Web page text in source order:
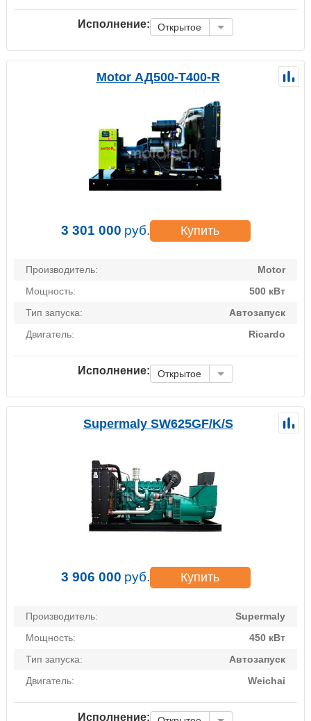
Исполнение: Открытое
Motor АД500-Т400-R
3 301 000 руб. Купить
Производитель:
Motor
Мощность:
500 кВт
Тип запуска:
Автозапуск
Двигатель:
Ricardo
Исполнение: Открытое
Supermaly SW625GF/K/S
3 906 000 руб. Купить
Производитель:
Supermaly
Мощность:
450 кВт
Тип запуска:
Автозапуск
Двигатель:
Weichai
Исполнение: